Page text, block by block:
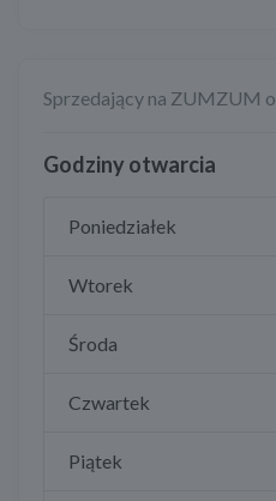
Sprzedający na ZUMZUM
Godziny otwarcia
Poniedziałek
Wtorek
Środa
Czwartek
Piątek